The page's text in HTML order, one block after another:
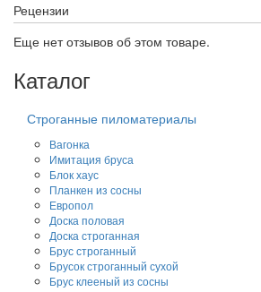
Рецензии
Еще нет отзывов об этом товаре.
Каталог
Строганные пиломатериалы
Вагонка
Имитация бруса
Блок хаус
Планкен из сосны
Европол
Доска половая
Доска строганная
Брус строганный
Брусок строганный сухой
Брус клееный из сосны